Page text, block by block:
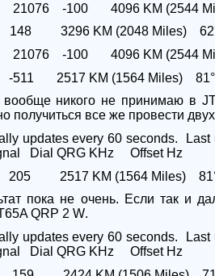
21076 -100 4096 KM (2544
148 3296 KM (2048 Miles)
21076 -100 4096 KM (2544
-511 2517 KM (1564 Miles)
81°
никого не принимаю в
получиться все же провести
updates every 60 seconds. Last
Dial QRG KHz Offset Hz
205 2517 KM (1564 Miles)
пока не очень. Если так и
QRP 2 W.
updates every 60 seconds. Last
Dial QRG KHz Offset Hz